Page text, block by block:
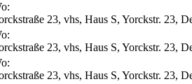
23, vhs, Haus S, Yorckstr. 23,
23, vhs, Haus S, Yorckstr. 23,
23, vhs, Haus S, Yorckstr. 23,